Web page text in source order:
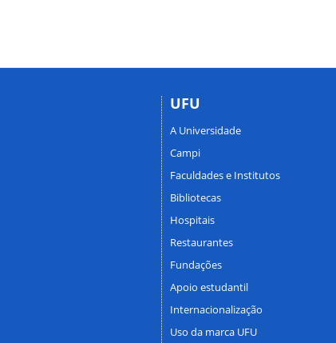
UFU
A Universidade
Campi
Faculdades e Institutos
Bibliotecas
Hospitais
Restaurantes
Fundações
Apoio estudantil
Internacionalização
Uso da marca UFU